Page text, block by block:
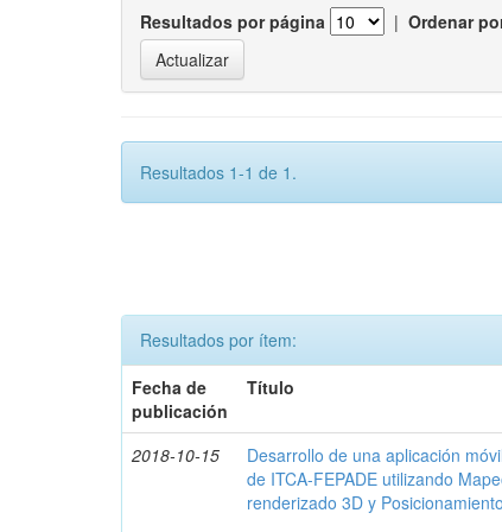
Resultados por página | Ordenar
Resultados 1-1 de 1.
Resultados por ítem:
Fecha de
publicación
Título
2018-10-15
Desarrollo de una aplicación
de ITCA-FEPADE utilizando
renderizado 3D y